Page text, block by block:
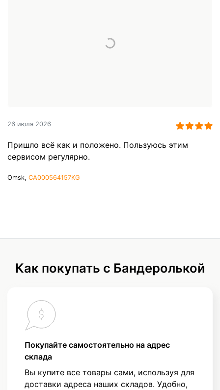
26 июля 2026
Пришло всё как и положено. Пользуюсь этим
сервисом регулярно.
Omsk, CA000564157KG
Как покупать с Бандеролькой
Покупайте самостоятельно на адрес
склада
Вы купите все товары сами, используя для
доставки адреса наших складов. Удобно,